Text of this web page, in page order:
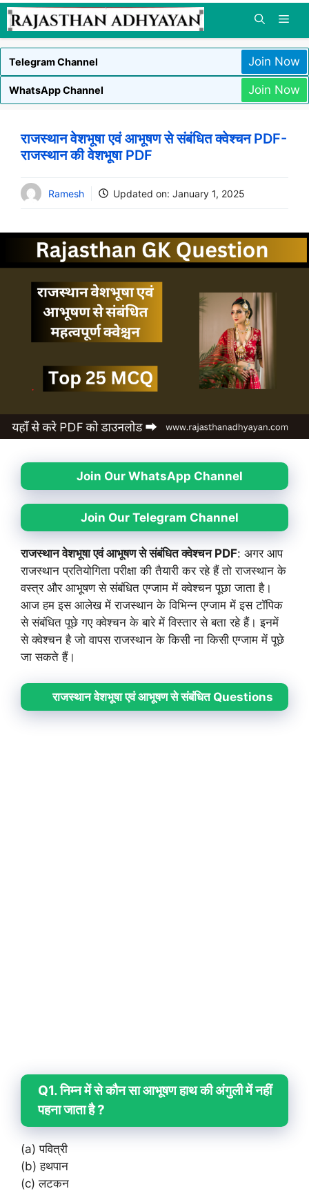
Skip
to
content
Telegram Channel Join Now
WhatsApp Channel Join Now
राजस्थान वेशभूषा एवं आभूषण से संबंधित क्वेश्चन PDF-
राजस्थान की वेशभूषा PDF
Ramesh Updated on: January 1, 2025
Join Our WhatsApp Channel
Join Our Telegram Channel
राजस्थान वेशभूषा एवं आभूषण से संबंधित क्वेश्चन PDF: अगर आप
राजस्थान प्रतियोगिता परीक्षा की तैयारी कर रहे हैं तो राजस्थान के
वस्त्र और आभूषण से संबंधित एग्जाम में क्वेश्चन पूछा जाता है।
आज हम इस आलेख में राजस्थान के विभिन्न एग्जाम में इस टॉपिक
से संबंधित पूछे गए क्वेश्चन के बारे में विस्तार से बता रहे हैं। इनमें
से क्वेश्चन है जो वापस राजस्थान के किसी ना किसी एग्जाम में पूछे
जा सकते हैं।
राजस्थान वेशभूषा एवं आभूषण से संबंधित Questions
Q1. निम्न में से कौन सा आभूषण हाथ की अंगुली में नहीं
पहना जाता है ?
(a) पवित्री
(b) हथपान
(c) लटकन